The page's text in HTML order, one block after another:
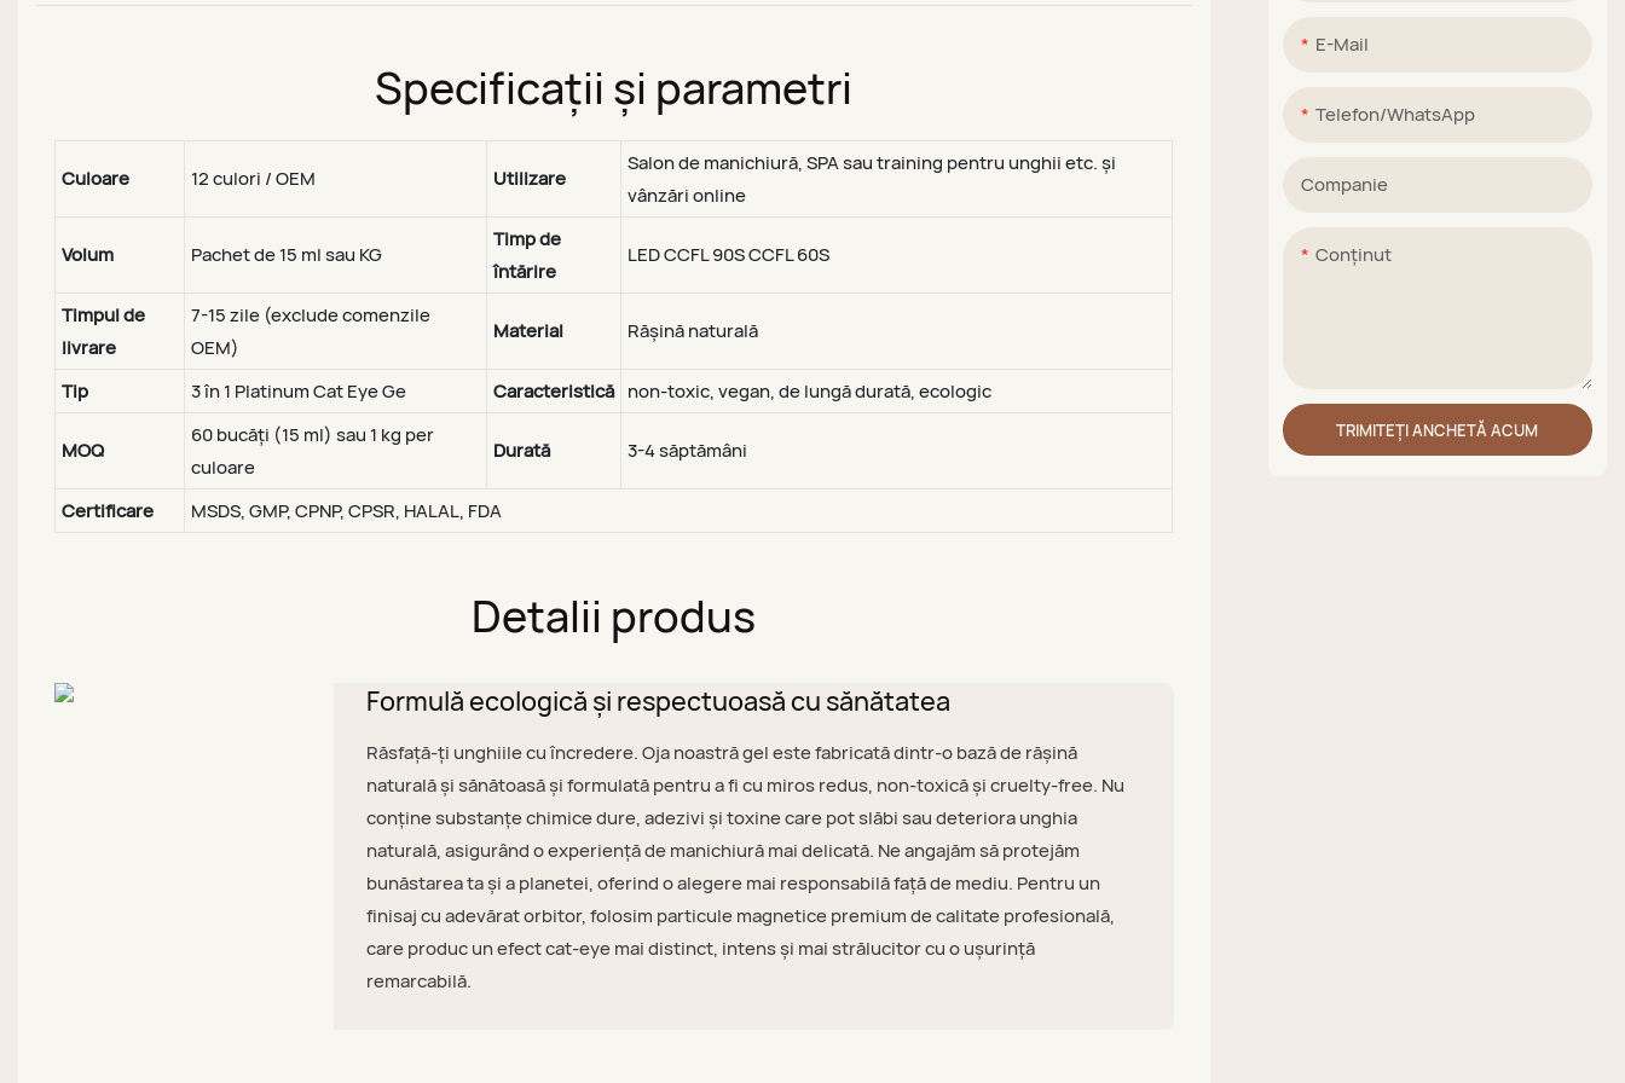
Specificații și parametri
Culoare 12 culori / OEM Utilizare
Salon de manichiură, SPA sau training pentru unghii etc. și
vânzări online
Volum Pachet de 15 ml sau KG
Timp de
întărire
LED CCFL 90S CCFL 60S
Timpul de
livrare
7-15 zile (exclude comenzile
OEM)
Material Rășină naturală
Tip 3 în 1 Platinum Cat Eye Ge Caracteristică non-toxic, vegan, de lungă durată, ecologic
MOQ
60 bucăți (15 ml) sau 1 kg per
culoare
Durată 3-4 săptămâni
Certificare MSDS, GMP, CPNP, CPSR, HALAL, FDA
Detalii produs
Formulă ecologică și respectuoasă cu sănătatea
Răsfață-ți unghiile cu încredere. Oja noastră gel este fabricată dintr-o bază de rășină
naturală și sănătoasă și formulată pentru a fi cu miros redus, non-toxică și cruelty-free. Nu
conține substanțe chimice dure, adezivi și toxine care pot slăbi sau deteriora unghia
naturală, asigurând o experiență de manichiură mai delicată. Ne angajăm să protejăm
bunăstarea ta și a planetei, oferind o alegere mai responsabilă față de mediu. Pentru un
finisaj cu adevărat orbitor, folosim particule magnetice premium de calitate profesională,
care produc un efect cat-eye mai distinct, intens și mai strălucitor cu o ușurință
remarcabilă.
E-Mail
Telefon/WhatsApp
Companie
Conţinut
TRIMITEȚI ANCHETĂ ACUM